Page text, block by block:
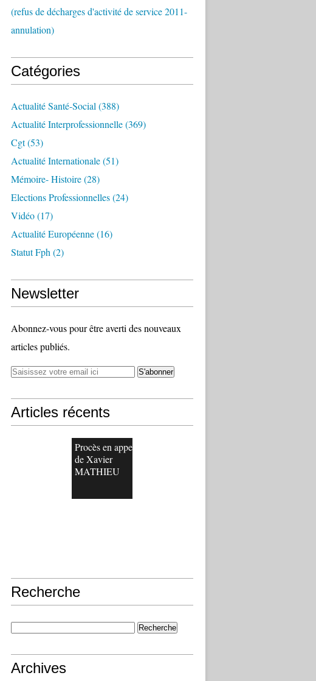
(refus de décharges d'activité de service 2011-
annulation)
Catégories
Actualité Santé-Social (388)
Actualité Interprofessionnelle(369)
Cgt(53)
Actualité Internationale(51)
Mémoire- Histoire(28)
Elections Professionnelles(24)
Vidéo(17)
Actualité Européenne(16)
Statut Fph (2)
Newsletter
Abonnez-vous pour être averti des nouveaux
articles publiés.
Articles récents
Procès en appel
de Xavier
MATHIEU
Recherche
Archives